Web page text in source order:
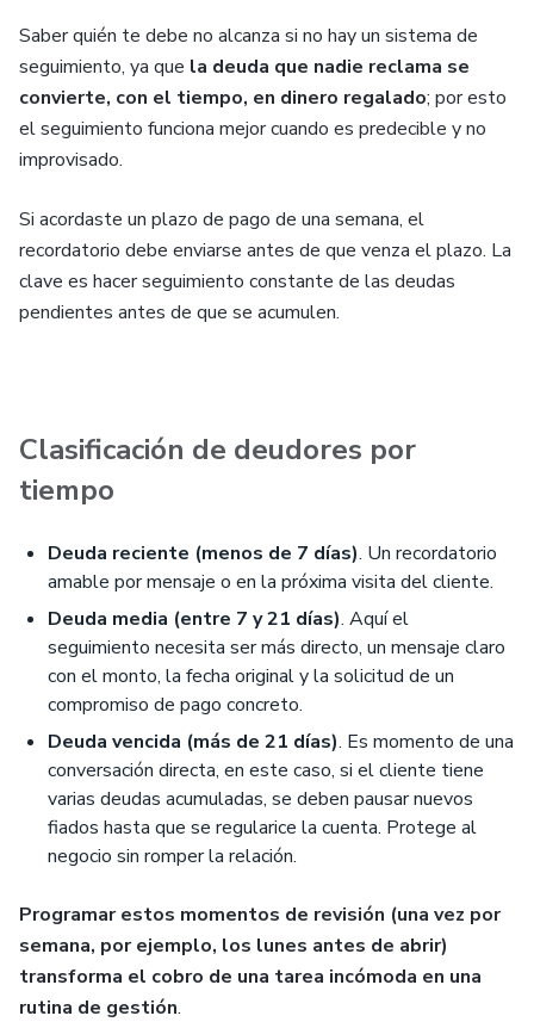
Saber quién te debe no alcanza si no hay un sistema de
seguimiento, ya que la deuda que nadie reclama se
convierte, con el tiempo, en dinero regalado; por esto
el seguimiento funciona mejor cuando es predecible y no
improvisado.
Si acordaste un plazo de pago de una semana, el
recordatorio debe enviarse antes de que venza el plazo. La
clave es hacer seguimiento constante de las deudas
pendientes antes de que se acumulen.
Clasificación de deudores por
tiempo
Deuda reciente (menos de 7 días). Un recordatorio
amable por mensaje o en la próxima visita del cliente.
Deuda media (entre 7 y 21 días). Aquí el
seguimiento necesita ser más directo, un mensaje claro
con el monto, la fecha original y la solicitud de un
compromiso de pago concreto.
Deuda vencida (más de 21 días). Es momento de una
conversación directa, en este caso, si el cliente tiene
varias deudas acumuladas, se deben pausar nuevos
fiados hasta que se regularice la cuenta. Protege al
negocio sin romper la relación.
Programar estos momentos de revisión (una vez por
semana, por ejemplo, los lunes antes de abrir)
transforma el cobro de una tarea incómoda en una
rutina de gestión.